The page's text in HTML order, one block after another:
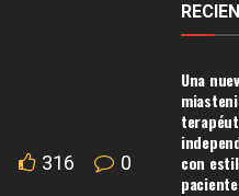
316 0
Una
con